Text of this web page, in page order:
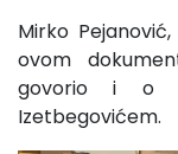
Mirko
ovom
govorio i o
Izetbegovićem.